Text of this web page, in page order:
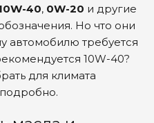
40, 0W-20 и другие
Но что они
автомобилю требуется
10W-40?
для климата